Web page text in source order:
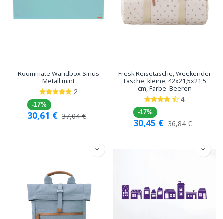
Roommate Wandbox Sinus
Metall mint
2
-17%
30,61 € 37,04€
Fresk Reisetasche, Weekender
Tasche, kleine, 42x21,5x21,5
cm, Farbe: Beeren
4
-17%
30,45 € 36,84€